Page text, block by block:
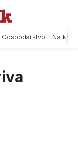
Gospodarstvo Na